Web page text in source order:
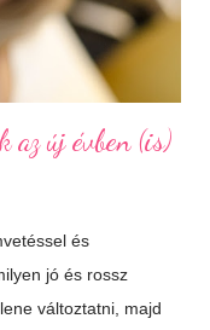
Templom magas...
az új évben (is)
és
jó és rossz
változtatni, majd